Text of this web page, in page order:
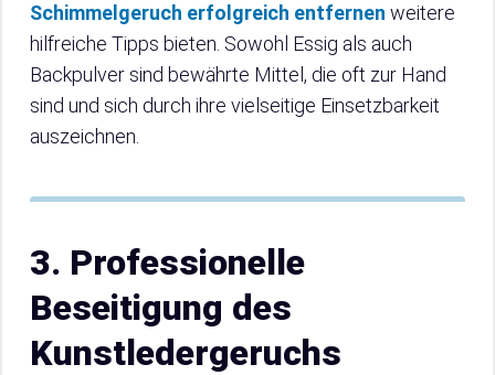
Schimmelgeruch erfolgreich entfernen weitere
hilfreiche Tipps bieten. Sowohl Essig als auch
Backpulver sind bewährte Mittel, die oft zur Hand
sind und sich durch ihre vielseitige Einsetzbarkeit
auszeichnen.
3. Professionelle
Beseitigung des
Kunstledergeruchs